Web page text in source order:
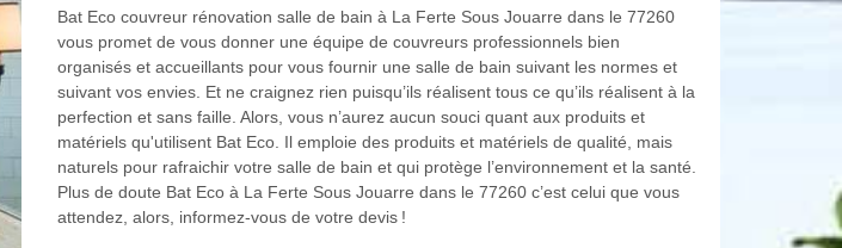
Bat Eco couvreur rénovation salle de bain à La Ferte Sous Jouarre dans le 77260
vous promet de vous donner une équipe de couvreurs professionnels bien
organisés et accueillants pour vous fournir une salle de bain suivant les normes et
suivant vos envies. Et ne craignez rien puisqu’ils réalisent tous ce qu’ils réalisent à la
perfection et sans faille. Alors, vous n’aurez aucun souci quant aux produits et
matériels qu'utilisent Bat Eco. Il emploie des produits et matériels de qualité, mais
naturels pour rafraichir votre salle de bain et qui protège l’environnement et la santé.
Plus de doute Bat Eco à La Ferte Sous Jouarre dans le 77260 c’est celui que vous
attendez, alors, informez-vous de votre devis !